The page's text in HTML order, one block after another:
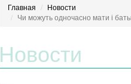
Главная
Новости
Чи можуть одночасно мати і
Новости